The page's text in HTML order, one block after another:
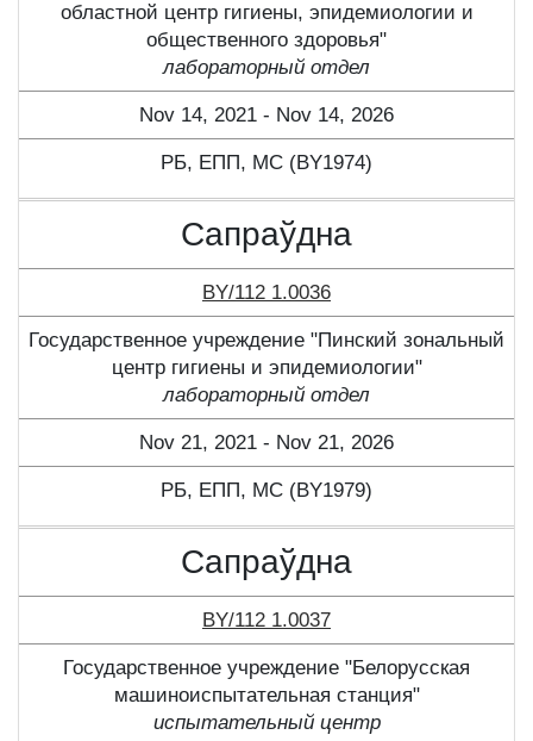
областной центр гигиены, эпидемиологии и
общественного здоровья"
лабораторный отдел
Nov 14, 2021 - Nov 14, 2026
РБ, ЕПП, МС (BY1974)
Сапраўдна
BY/112 1.0036
Государственное учреждение "Пинский зональный
центр гигиены и эпидемиологии"
лабораторный отдел
Nov 21, 2021 - Nov 21, 2026
РБ, ЕПП, МС (BY1979)
Сапраўдна
BY/112 1.0037
Государственное учреждение "Белорусская
машиноиспытательная станция"
испытательный центр